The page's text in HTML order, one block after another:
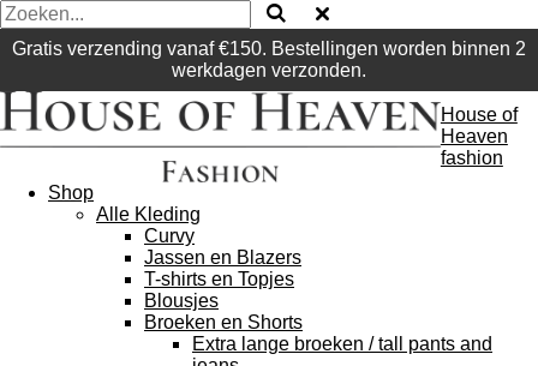
Gratis verzending vanaf €150. Bestellingen worden binnen 2
werkdagen verzonden.
House of
Heaven
fashion
Shop
Alle Kleding
Curvy
Jassen en Blazers
T-shirts en Topjes
Blousjes
Broeken en Shorts
Extra lange broeken / tall pants and